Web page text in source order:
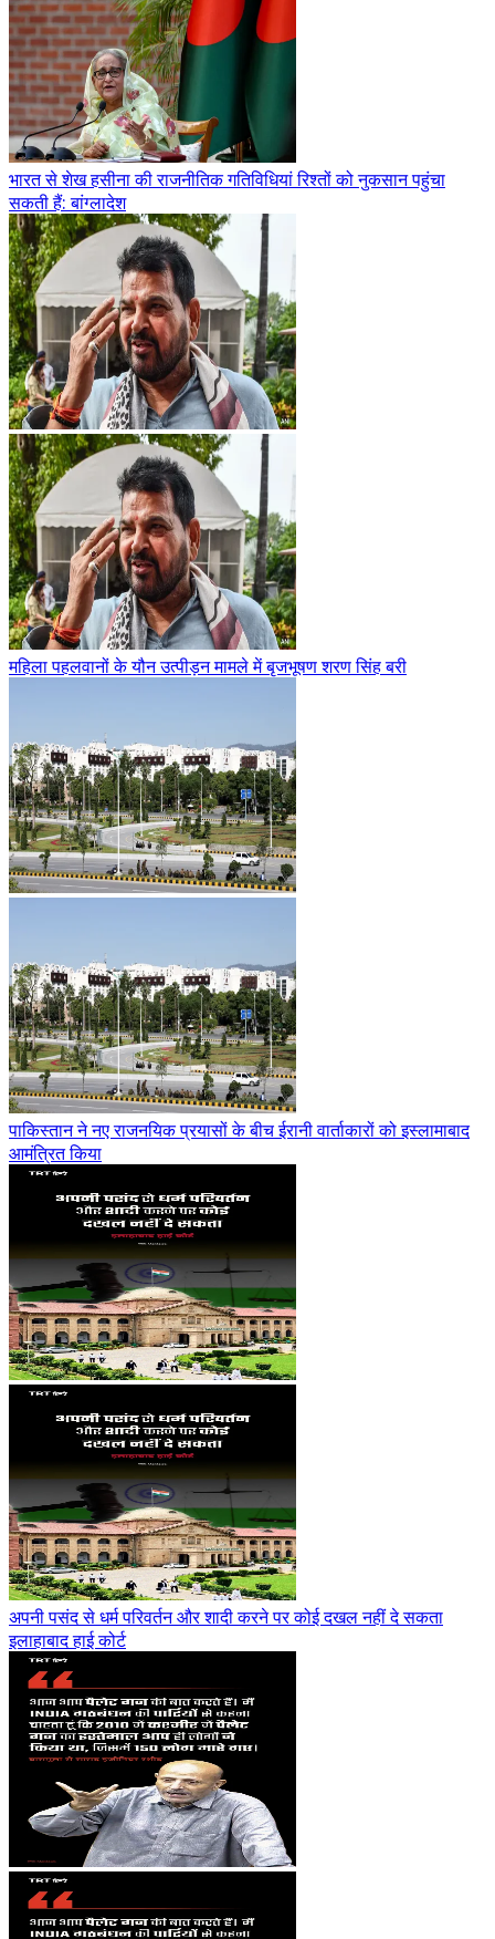
भारत से शेख हसीना की राजनीतिक गतिविधियां रिश्तों को नुकसान पहुंचा
सकती हैं: बांग्लादेश
महिला पहलवानों के यौन उत्पीड़न मामले में बृजभूषण शरण सिंह बरी
पाकिस्तान ने नए राजनयिक प्रयासों के बीच ईरानी वार्ताकारों को इस्लामाबाद
आमंत्रित किया
अपनी पसंद से धर्म परिवर्तन और शादी करने पर कोई दखल नहीं दे सकता
इलाहाबाद हाई कोर्ट